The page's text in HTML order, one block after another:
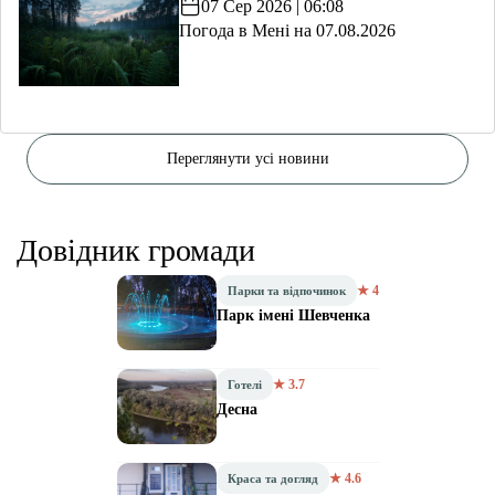
07 Сер 2026 | 06:08
Погода в Мені на 07.08.2026
Переглянути усі новини
Довідник громади
Парки та відпочинок ★ 4
Парк імені Шевченка
Готелі ★ 3.7
Десна
Краса та догляд ★ 4.6